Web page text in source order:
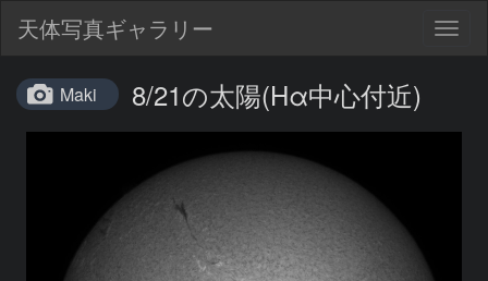
天体写真ギャラリー
Maki 8/21の太陽(Hα中心付近)